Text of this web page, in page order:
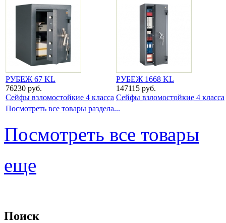
РУБЕЖ 67 KL
76230 руб.
Сейфы взломостойкие 4 класса
РУБЕЖ 1668 KL
147115 руб.
Сейфы взломостойкие 4 класса
Посмотреть все товары раздела...
Посмотреть все товары
еще
Поиск